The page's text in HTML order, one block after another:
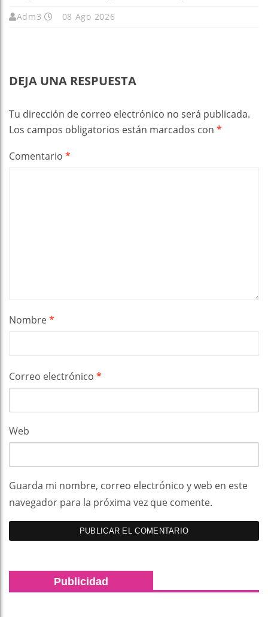
Adm3 08 Ago 2026
DEJA UNA RESPUESTA
Tu dirección de correo electrónico no será publicada.
Los campos obligatorios están marcados con *
Comentario *
Nombre*
Correo electrónico *
Web
Guarda mi nombre, correo electrónico y web en este
navegador para la próxima vez que comente.
Publicidad